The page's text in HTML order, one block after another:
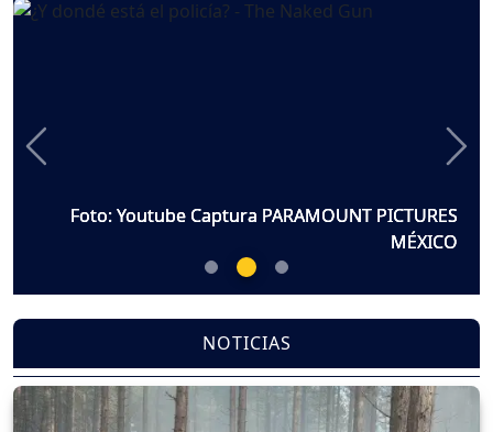
Foto: Youtube Captura PARAMOUNT PICTURES
MÉXICO
Foto: Youtube Captura PARAMOUNT PICTURES
MÉXICO
Foto: Youtube Captura PARAMOUNT PICTURES
MÉXICO
Previous Next
NOTICIAS